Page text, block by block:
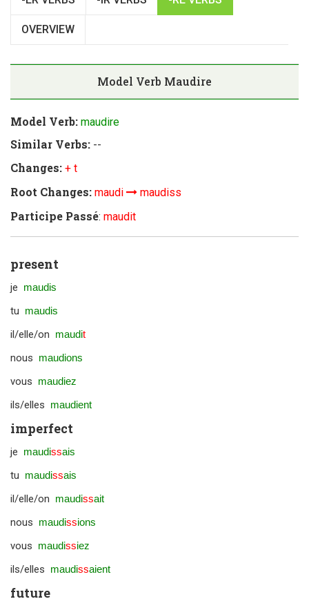
OVERVIEW
Model Verb Maudire
Model Verb: maudire
Similar Verbs: --
Changes: + t
Root Changes: maudi maudiss
Participe Passé: maudit
present
je maudis
tu maudis
il/elle/on maudit
nous maudions
vous maudiez
ils/elles maudient
imperfect
je maudissais
tu maudissais
il/elle/on maudissait
nous maudissions
vous maudissiez
ils/elles maudissaient
future